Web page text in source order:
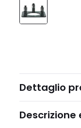
Dettaglio
Descrizione